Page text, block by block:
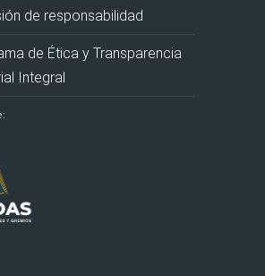
de responsabilidad
de Ética y Transparencia
Integral